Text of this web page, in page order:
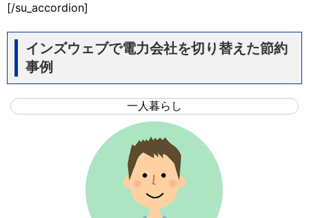
[/su_accordion]
インズウェブで電力会社を切り替えた節約
事例
一人暮らし